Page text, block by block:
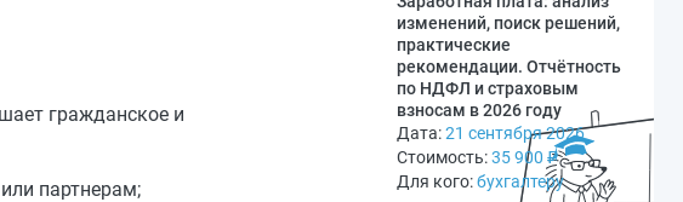
гражданское и
партнерам;
изменений, поиск решений,
практические
рекомендации. Отчётность
по НДФЛ и страховым
взносам в 2026 году
Дата:21 сентября 2026
Стоимость:35 900 ₽
Для кого:бухгалтеру